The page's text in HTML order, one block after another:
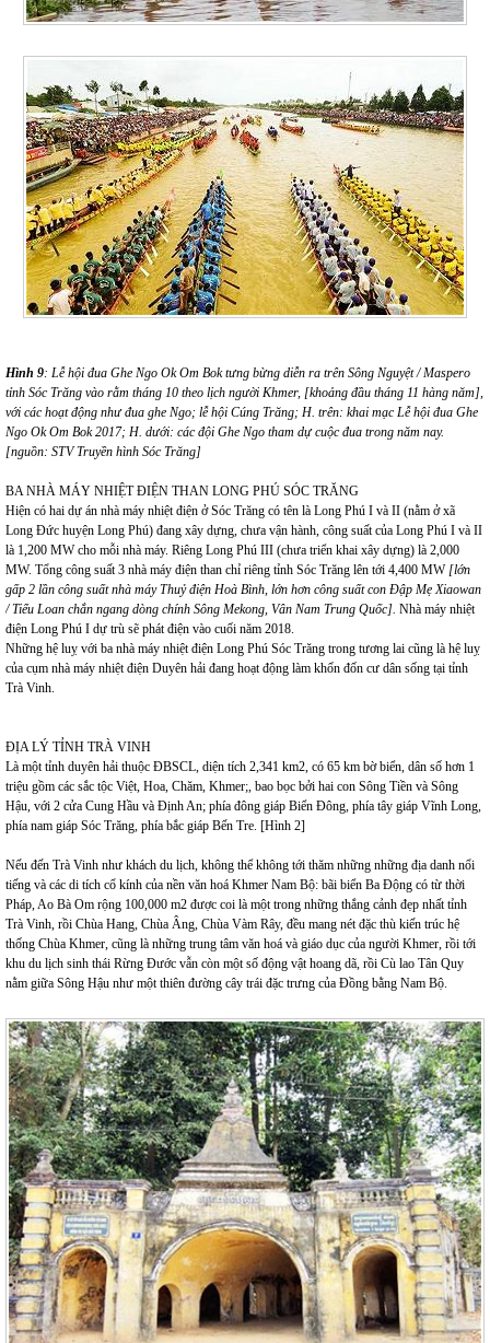
Hình 9: Lễ hội đua Ghe Ngo Ok Om Bok tưng bừng diễn ra trên Sông Nguyệt / Maspero
tỉnh Sóc Trăng vào rằm tháng 10 theo lịch người Khmer, [khoảng đầu tháng 11 hàng năm],
với các hoạt động như đua ghe Ngo; lễ hội Cúng Trăng; H. trên: khai mạc Lễ hội đua Ghe
Ngo Ok Om Bok 2017; H. dưới: các đội Ghe Ngo tham dự cuộc đua trong năm nay.
[nguồn: STV Truyền hình Sóc Trăng]
BA NHÀ MÁY NHIỆT ĐIỆN THAN LONG PHÚ SÓC TRĂNG
Hiện có hai dự án nhà máy nhiệt điện ở Sóc Trăng có tên là Long Phú I và II (nằm ở xã
Long Đức huyện Long Phú) đang xây dựng, chưa vận hành, công suất của Long Phú I và II
là 1,200 MW cho mỗi nhà máy. Riêng Long Phú III (chưa triển khai xây dựng) là 2,000
MW. Tổng công suất 3 nhà máy điện than chỉ riêng tỉnh Sóc Trăng lên tới 4,400 MW [lớn
gấp 2 lần công suất nhà máy Thuỷ điện Hoà Bình, lớn hơn công suất con Đập Mẹ Xiaowan
/ Tiểu Loan chắn ngang dòng chính Sông Mekong, Vân Nam Trung Quốc]. Nhà máy nhiệt
điện Long Phú I dự trù sẽ phát điện vào cuối năm 2018.
Những hệ luỵ với ba nhà máy nhiệt điện Long Phú Sóc Trăng trong tương lai cũng là hệ luỵ
của cụm nhà máy nhiệt điện Duyên hải đang hoạt động làm khốn đốn cư dân sống tại tỉnh
Trà Vinh.
ĐỊA LÝ TỈNH TRÀ VINH
Là một tỉnh duyên hải thuộc ĐBSCL, diện tích 2,341 km2, có 65 km bờ biển, dân số hơn 1
triệu gồm các sắc tộc Việt, Hoa, Chăm, Khmer;, bao bọc bởi hai con Sông Tiền và Sông
Hậu, với 2 cửa Cung Hầu và Định An; phía đông giáp Biển Đông, phía tây giáp Vĩnh Long,
phía nam giáp Sóc Trăng, phía bắc giáp Bến Tre. [Hình 2]
Nếu đến Trà Vinh như khách du lịch, không thể không tới thăm những những địa danh nổi
tiếng và các di tích cổ kính của nền văn hoá Khmer Nam Bộ: bãi biển Ba Động có từ thời
Pháp, Ao Bà Om rộng 100,000 m2 được coi là một trong những thắng cảnh đẹp nhất tỉnh
Trà Vinh, rồi Chùa Hang, Chùa Âng, Chùa Vàm Rây, đều mang nét đặc thù kiến trúc hệ
thống Chùa Khmer, cũng là những trung tâm văn hoá và giáo dục của người Khmer, rồi tới
khu du lịch sinh thái Rừng Đước vẫn còn một số động vật hoang dã, rồi Cù lao Tân Quy
nằm giữa Sông Hậu như một thiên đường cây trái đặc trưng của Đồng bằng Nam Bộ.